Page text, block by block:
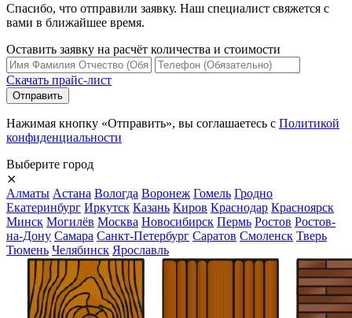
Спасибо, что отправили заявку. Наш специалист свяжется с
вами в ближайшее время.
Оставить заявку на расчёт количества и стоимости
Скачать прайс-лист
Нажимая кнопку «Отправить», вы соглашаетесь с Политикой
конфиденциальности
Выберите город
⨯
Алматы Астана Вологда Воронеж Гомель Гродно
Екатеринбург Иркутск Казань Киров Краснодар Красноярск
Минск Могилёв Москва Новосибирск Пермь Ростов Ростов-
на-Дону Самара Санкт-Петербург Саратов Смоленск Тверь
Тюмень Челябинск Ярославль